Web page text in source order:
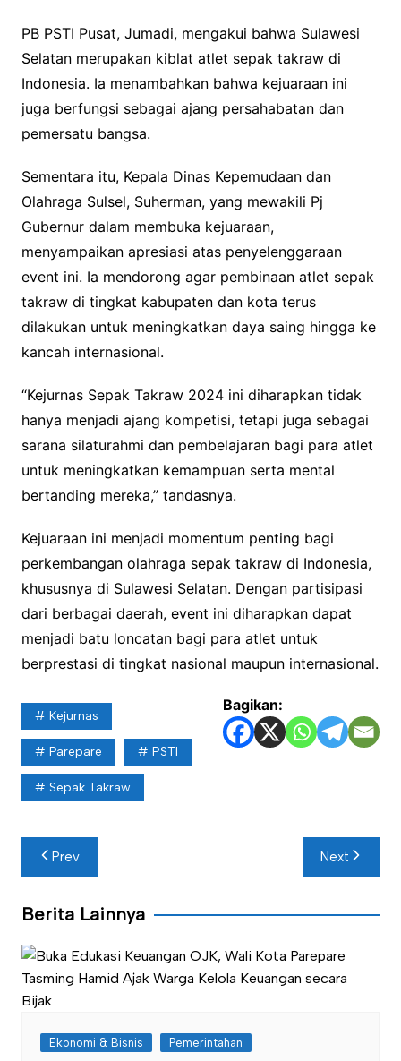
PB PSTI Pusat, Jumadi, mengakui bahwa Sulawesi
Selatan merupakan kiblat atlet sepak takraw di
Indonesia. Ia menambahkan bahwa kejuaraan ini
juga berfungsi sebagai ajang persahabatan dan
pemersatu bangsa.
Sementara itu, Kepala Dinas Kepemudaan dan
Olahraga Sulsel, Suherman, yang mewakili Pj
Gubernur dalam membuka kejuaraan,
menyampaikan apresiasi atas penyelenggaraan
event ini. Ia mendorong agar pembinaan atlet sepak
takraw di tingkat kabupaten dan kota terus
dilakukan untuk meningkatkan daya saing hingga ke
kancah internasional.
“Kejurnas Sepak Takraw 2024 ini diharapkan tidak
hanya menjadi ajang kompetisi, tetapi juga sebagai
sarana silaturahmi dan pembelajaran bagi para atlet
untuk meningkatkan kemampuan serta mental
bertanding mereka,” tandasnya.
Kejuaraan ini menjadi momentum penting bagi
perkembangan olahraga sepak takraw di Indonesia,
khususnya di Sulawesi Selatan. Dengan partisipasi
dari berbagai daerah, event ini diharapkan dapat
menjadi batu loncatan bagi para atlet untuk
berprestasi di tingkat nasional maupun internasional.
Bagikan:
Kejurnas
Parepare PSTI
Sepak Takraw
Navigasi
pos
Prev Next
Berita Lainnya
Ekonomi & Bisnis Pemerintahan